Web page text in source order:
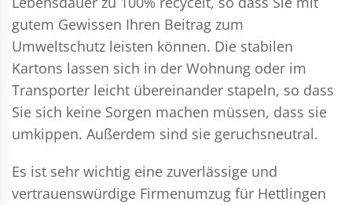
gutem Gewissen Ihren Beitrag zum
Umweltschutz leisten können. Die stabilen
Kartons lassen sich in der Wohnung oder im
Transporter leicht übereinander stapeln, so dass
Sie sich keine Sorgen machen müssen, dass sie
umkippen. Außerdem sind sie geruchsneutral.
Es ist sehr wichtig eine zuverlässige und
vertrauenswürdige Firmenumzug für Hettlingen